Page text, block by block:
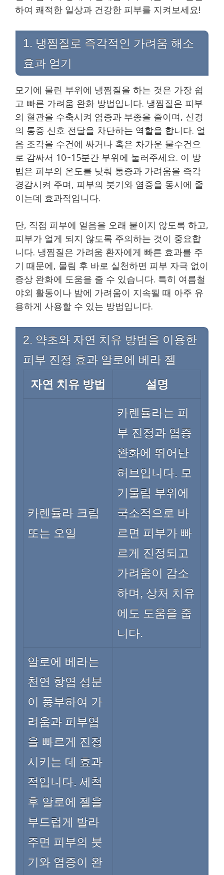
하여 쾌적한 일상과 건강한 피부를 지켜보세요!
1. 냉찜질로 즉각적인 가려움 해소
효과 얻기
모기에 물린 부위에 냉찜질을 하는 것은 가장 쉽
고 빠른 가려움 완화 방법입니다. 냉찜질은 피부
의 혈관을 수축시켜 염증과 부종을 줄이며, 신경
의 통증 신호 전달을 차단하는 역할을 합니다. 얼
음 조각을 수건에 싸거나 혹은 차가운 물수건으
로 감싸서 10~15분간 부위에 눌러주세요. 이 방
법은 피부의 온도를 낮춰 통증과 가려움을 즉각
경감시켜 주며, 피부의 붓기와 염증을 동시에 줄
이는데 효과적입니다.
단, 직접 피부에 얼음을 오래 붙이지 않도록 하고,
피부가 얼게 되지 않도록 주의하는 것이 중요합
니다. 냉찜질은 가려움 환자에게 빠른 효과를 주
기 때문에, 물림 후 바로 실천하면 피부 자극 없이
증상 완화에 도움을 줄 수 있습니다. 특히 여름철
야외 활동이나 밤에 가려움이 지속될 때 아주 유
용하게 사용할 수 있는 방법입니다.
2. 약초와 자연 치유 방법을 이용한
피부 진정 효과 알로에 베라 젤
자연 치유 방법
설명
카렌듈라 크림
또는 오일
카렌듈라는 피
부 진정과 염증
완화에 뛰어난
허브입니다. 모
기물림 부위에
국소적으로 바
르면 피부가 빠
르게 진정되고
가려움이 감소
하며, 상처 치유
에도 도움을 줍
니다.
알로에 베라는
천연 항염 성분
이 풍부하여 가
려움과 피부염
을 빠르게 진정
시키는 데 효과
적입니다. 세척
후 알로에 젤을
부드럽게 발라
주면 피부의 붓
기와 염증이 완